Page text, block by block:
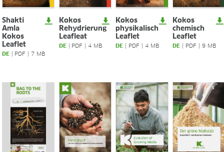
Liefersicherheit
KARRIERE
Benefits
Entwicklungsprogramme
Ausbildung und duales Studium
Das sagt unser Team
Kontakt
MEDIATHEK
Shakti
Amla
Kokos
Leaflet
DE| PDF 7 MB
Kokos
Rehydrierung
Leafleat
DE| PDF 4 MB
Kokos
physikalisch
Leaflet
DE PDF 4 MB
Kokos
chemisch
Leaflet
DE PDF 9 MB